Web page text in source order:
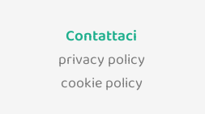
Contattaci
privacy policy
cookie policy